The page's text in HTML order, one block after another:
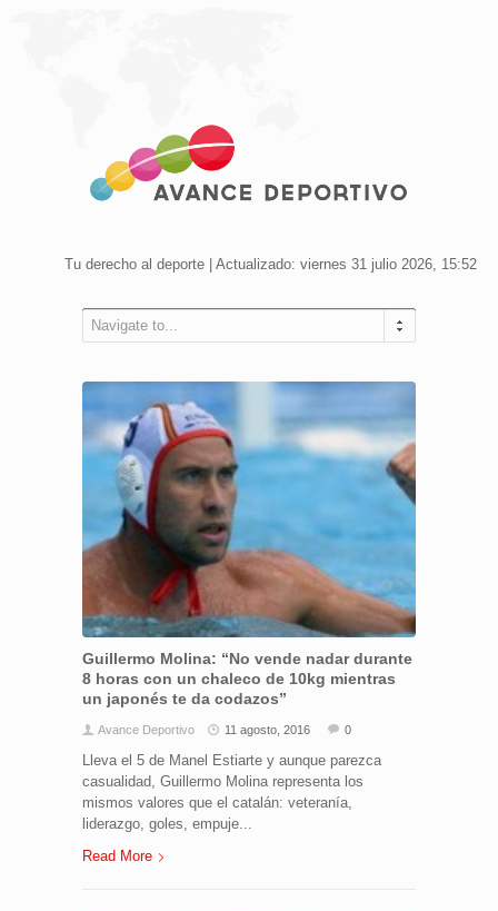
Tu derecho al deporte | Actualizado: viernes 31 julio 2026, 15:52
Navigate to...
Guillermo Molina: “No vende nadar durante
8 horas con un chaleco de 10kg mientras
un japonés te da codazos”
Avance Deportivo 11 agosto, 2016 0
Lleva el 5 de Manel Estiarte y aunque parezca
casualidad, Guillermo Molina representa los
mismos valores que el catalán: veteranía,
liderazgo, goles, empuje...
Read More